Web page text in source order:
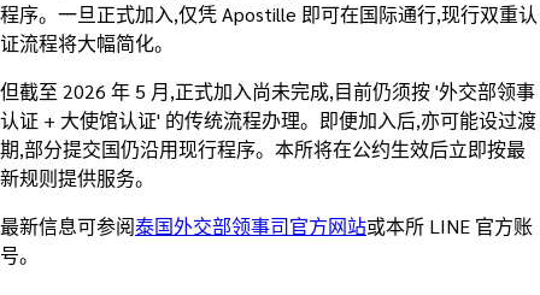
程序。一旦正式加入,仅凭 Apostille 即可在国际通行,现行双重认
证流程将大幅简化。
但截至 2026 年 5 月,正式加入尚未完成,目前仍须按 '外交部领事
认证 + 大使馆认证' 的传统流程办理。即便加入后,亦可能设过渡
期,部分提交国仍沿用现行程序。本所将在公约生效后立即按最
新规则提供服务。
最新信息可参阅泰国外交部领事司官方网站或本所 LINE 官方账
号。